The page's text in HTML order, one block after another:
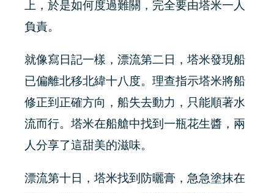
上，於是如何度過難關，完全要由塔米一人
負責。
就像寫日記一樣，漂流第二日，塔米發現船
已偏離北移北緯十八度。理查指示塔米將船
修正到正確方向，船失去動力，只能順著水
流而行。塔米在船艙中找到一瓶花生醬，兩
人分享了這甜美的滋味。
漂流第十日，塔米找到防曬膏，急急塗抹在